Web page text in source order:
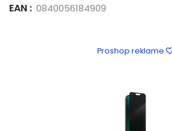
EAN : 0840056184909
Proshop reklame